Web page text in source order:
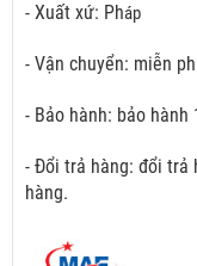
- Xuất xứ: Pháp
- Vận chuyển: miễn
- Bảo hành: bảo
- Đổi trả hàng: đổi trả
hàng.